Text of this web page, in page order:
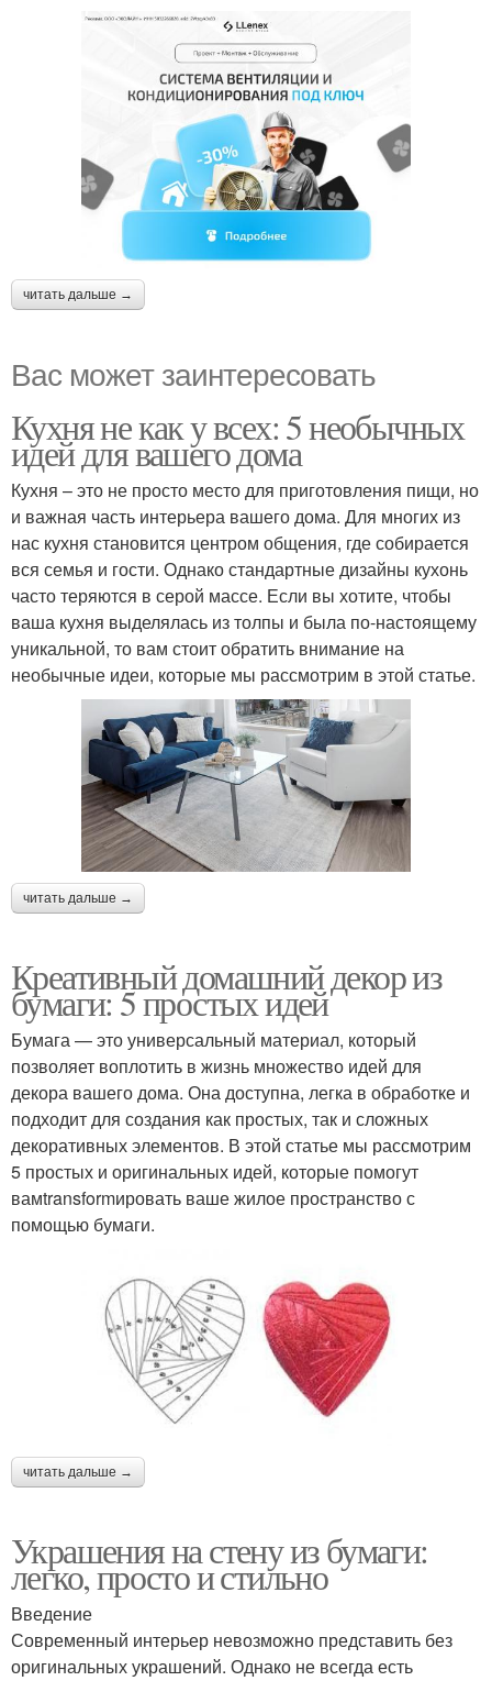
читать дальше →
Вас может заинтересовать
Кухня не как у всех: 5 необычных
идей для вашего дома
Кухня – это не просто место для приготовления пищи, но
и важная часть интерьера вашего дома. Для многих из
нас кухня становится центром общения, где собирается
вся семья и гости. Однако стандартные дизайны кухонь
часто теряются в серой массе. Если вы хотите, чтобы
ваша кухня выделялась из толпы и была по-настоящему
уникальной, то вам стоит обратить внимание на
необычные идеи, которые мы рассмотрим в этой статье.
читать дальше →
Креативный домашний декор из
бумаги: 5 простых идей
Бумага — это универсальный материал, который
позволяет воплотить в жизнь множество идей для
декора вашего дома. Она доступна, легка в обработке и
подходит для создания как простых, так и сложных
декоративных элементов. В этой статье мы рассмотрим
5 простых и оригинальных идей, которые помогут
вамtransformировать ваше жилое пространство с
помощью бумаги.
читать дальше →
Украшения на стену из бумаги:
легко, просто и стильно
Введение
Современный интерьер невозможно представить без
оригинальных украшений. Однако не всегда есть